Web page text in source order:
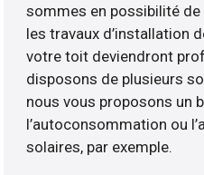
sommes en possibilité
les travaux d’installation
votre toit deviendront
disposons de plusieurs
nous vous proposons un
l’autoconsommation ou
solaires, par exemple.